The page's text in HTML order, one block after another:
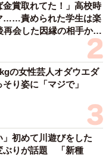
寄せられていまし
金賞取れてた！」高校時
……責められた学生は楽
会した因縁の相手から
の女性芸人オダウエダ
り姿に「マジで」
」初めて川遊びをした
ぶりが話題 「新種